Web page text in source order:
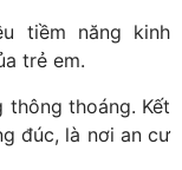
tiềm năng kinh
trẻ em.
thoáng. Kết
đúc, là nơi an cư